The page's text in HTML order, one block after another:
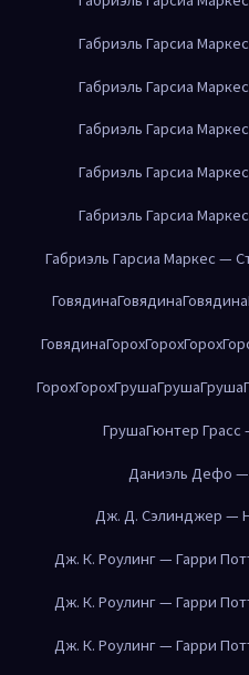
Габриэль Гарсиа
Габриэль Гарсиа
Габриэль Гарсиа
Габриэль Гарсиа
Габриэль Гарсиа
Габриэль Гарсиа Маркес —
ГовядинаГовядинаГовядина
ГовядинаГорохГорохГорох
ГорохГорохГрушаГрушаГруша
ГрушаГюнтер
Даниэль Дефо
Дж. Д. Сэлинджер —
Дж. К. Роулинг — Гарри
Дж. К. Роулинг — Гарри
Дж. К. Роулинг — Гарри